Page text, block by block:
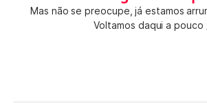
Mas não se preocupe, já estamos
Voltamos daqui a pouco